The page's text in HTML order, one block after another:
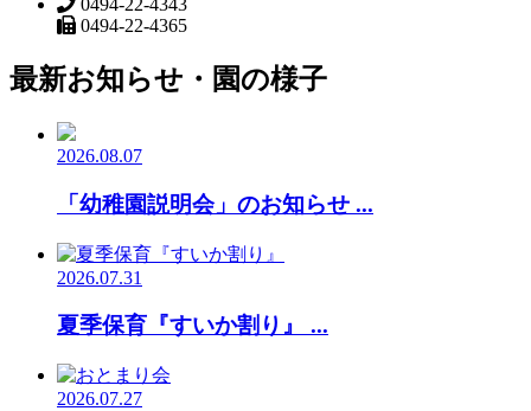
0494-22-4343
0494-22-4365
最新お知らせ・園の様子
2026.08.07
「幼稚園説明会」のお知らせ ...
2026.07.31
夏季保育『すいか割り』 ...
2026.07.27